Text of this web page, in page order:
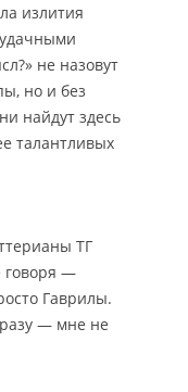
излития
не назовут
но и без
найдут здесь
талантливых
ТГ
—
Гаврилы.
— мне не